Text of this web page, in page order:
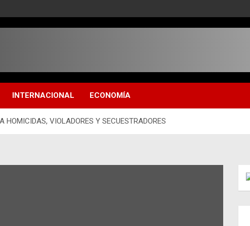
INTERNACIONAL ECONOMÍA
VIOLADORES Y SECUESTRADORES